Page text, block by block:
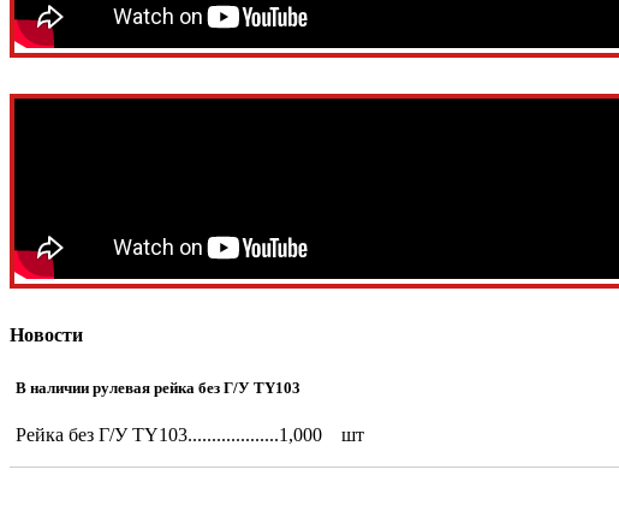
Новости
В наличии рулевая рейка без Г/У TY103
Рейка без Г/У TY103...................1,000 шт